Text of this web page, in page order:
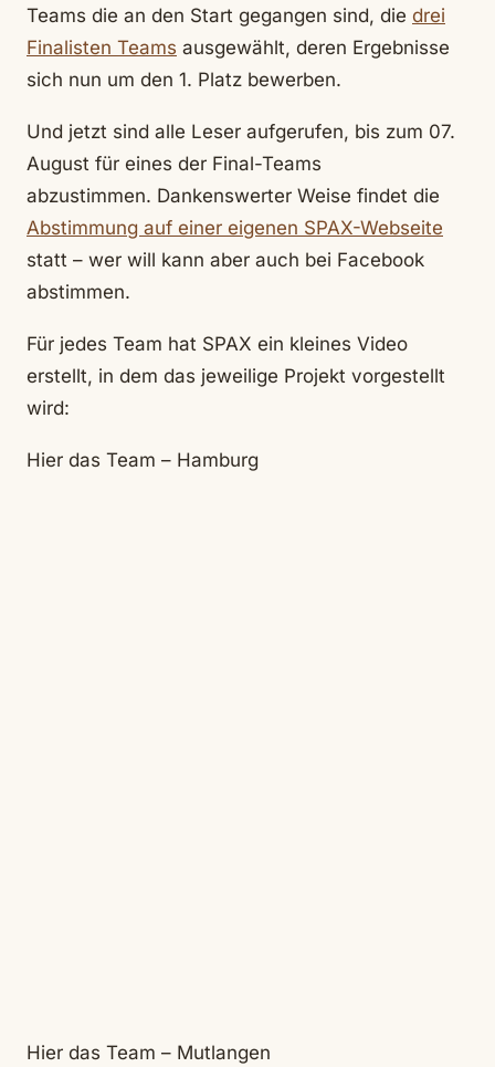
Teams die an den Start gegangen sind, die drei
Finalisten Teams ausgewählt, deren Ergebnisse
sich nun um den 1. Platz bewerben.
Und jetzt sind alle Leser aufgerufen, bis zum 07.
August für eines der Final-Teams
abzustimmen. Dankenswerter Weise findet die
Abstimmung auf einer eigenen SPAX-Webseite
statt – wer will kann aber auch bei Facebook
abstimmen.
Für jedes Team hat SPAX ein kleines Video
erstellt, in dem das jeweilige Projekt vorgestellt
wird:
Hier das Team – Hamburg
Hier das Team – Mutlangen